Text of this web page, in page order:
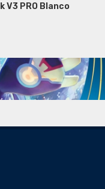
V3 PRO Blanco